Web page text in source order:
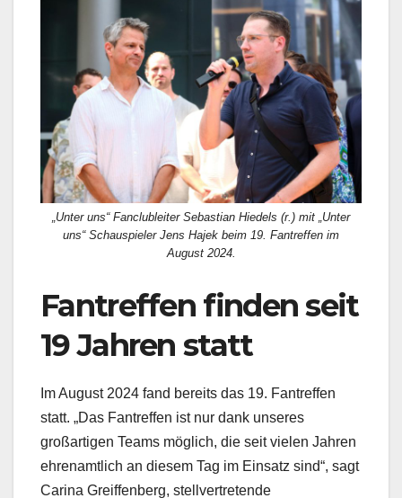
„Unter uns“ Fanclubleiter Sebastian Hiedels (r.) mit „Unter
uns“ Schauspieler Jens Hajek beim 19. Fantreffen im
August 2024.
Fantreffen finden seit
19 Jahren statt
Im August 2024 fand bereits das 19. Fantreffen
statt. „Das Fantreffen ist nur dank unseres
großartigen Teams möglich, die seit vielen Jahren
ehrenamtlich an diesem Tag im Einsatz sind“, sagt
Carina Greiffenberg, stellvertretende